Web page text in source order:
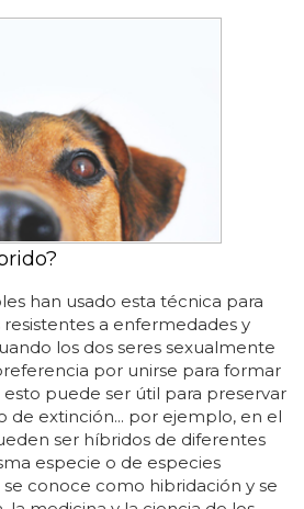
han usado esta técnica para
a enfermedades y
los dos seres sexualmente
por unirse para formar
esto puede ser útil para preservar
de extinción... por ejemplo, en el
ser híbridos de diferentes
especie o de especies
se conoce como hibridación y se